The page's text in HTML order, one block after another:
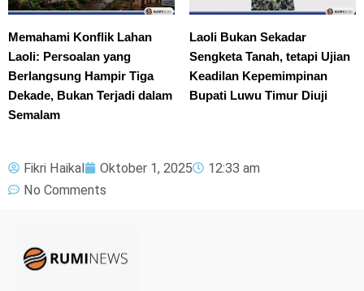
Memahami Konflik Lahan
Laoli: Persoalan yang
Berlangsung Hampir Tiga
Dekade, Bukan Terjadi dalam
Semalam
Laoli Bukan Sekadar
Sengketa Tanah, tetapi Ujian
Keadilan Kepemimpinan
Bupati Luwu Timur Diuji
Fikri Haikal Oktober 1, 2025
12:33 am
No Comments